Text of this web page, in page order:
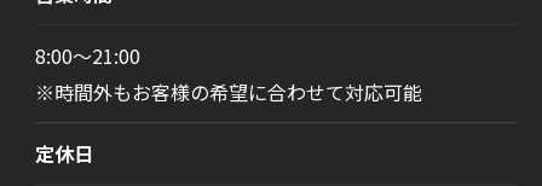
8:00～21:00
※時間外もお客様の希望に合わせて対応可能
定休日